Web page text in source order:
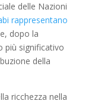
delle Nazioni
rappresentano
dopo la
più significativo
della
ricchezza nella